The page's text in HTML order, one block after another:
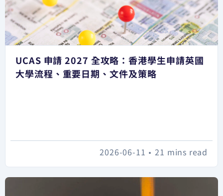
UCAS 申請 2027 全攻略：香港學生申請英國
大學流程、重要日期、文件及策略
21 mins read
•
2026-06-11